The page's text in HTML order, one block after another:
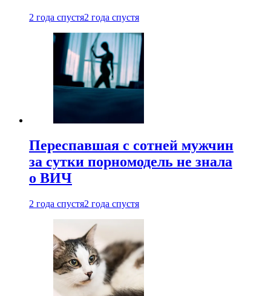
2 года спустя2 года спустя
Переспавшая с сотней мужчин
за сутки порномодель не знала
о ВИЧ
2 года спустя2 года спустя